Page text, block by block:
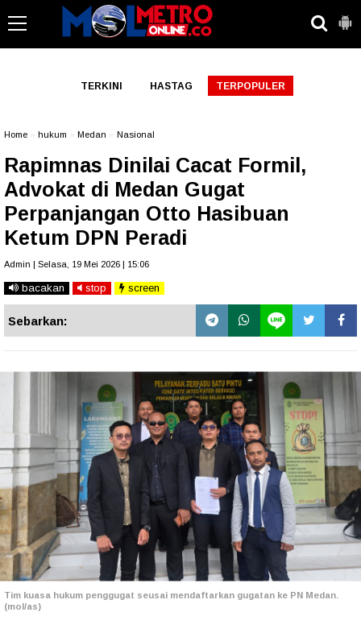
TERKINI HASTAG TERPOPULER
Home hukum Medan Nasional
Rapimnas Dinilai Cacat Formil,
Advokat di Medan Gugat
Perpanjangan Otto Hasibuan
Ketum DPN Peradi
Admin | Selasa, 19 Mei 2026 | 15:06
bacakan stop screen
Sebarkan:
Tim kuasa hukum penggugat seusai mendaftarkan gugatan ke PN Medan.
(mol/as)